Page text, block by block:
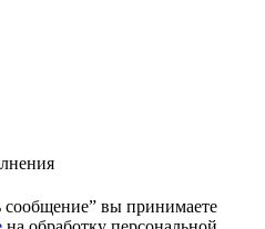
вы принимаете